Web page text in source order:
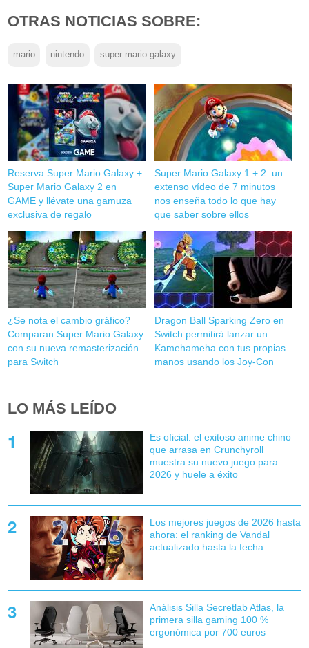
OTRAS NOTICIAS SOBRE:
mario nintendo super mario galaxy
Reserva Super Mario Galaxy +
Super Mario Galaxy 2 en
GAME y llévate una gamuza
exclusiva de regalo
Super Mario Galaxy 1 + 2: un
extenso vídeo de 7 minutos
nos enseña todo lo que hay
que saber sobre ellos
¿Se nota el cambio gráfico?
Comparan Super Mario Galaxy
con su nueva remasterización
para Switch
Dragon Ball Sparking Zero en
Switch permitirá lanzar un
Kamehameha con tus propias
manos usando los Joy-Con
LO MÁS LEÍDO
Es oficial: el exitoso anime chino
que arrasa en Crunchyroll
muestra su nuevo juego para
2026 y huele a éxito
Los mejores juegos de 2026 hasta
ahora: el ranking de Vandal
actualizado hasta la fecha
Análisis Silla Secretlab Atlas, la
primera silla gaming 100 %
ergonómica por 700 euros